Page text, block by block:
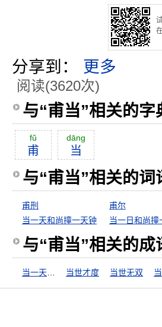
分享到： 更多
阅读(3620次)
与“甫当”相关的字
fŭ
甫
dāng
当
与“甫当”相关的词
甫刑 甫尔
当一天和尚撞一天钟
当一日和尚撞
与“甫当”相关的成
当世才度 当世无双